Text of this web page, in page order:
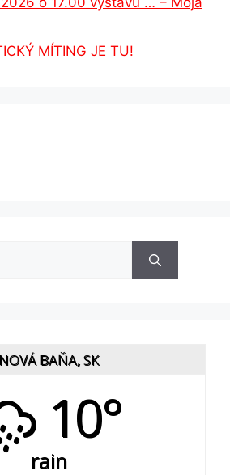
MÍTING JE TU!
NOVÁ BAŇA, SK
10°
rain